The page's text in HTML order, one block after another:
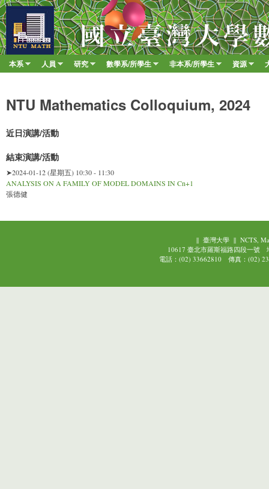
移至
臺
大
數
學Main menu
本系 人員 研究 數學系/所學生 非本系/所學生 資源
NTU Mathematics Colloquium, 2024
近日演講/活動
結束演講/活動
➤2024-01-12 (星期五) 10:30 - 11:30
ANALYSIS ON A FAMILY OF MODEL DOMAINS IN Cn+1
張德健
|| 臺灣大學|| NCTS,
10617 臺北市羅斯福路四段一號
電話：(02) 33662810 傳真：(02)